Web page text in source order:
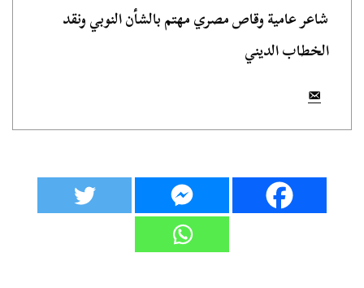
شاعر عامية وقاص مصري مهتم بالشأن النوبي ونقد
الخطاب الديني